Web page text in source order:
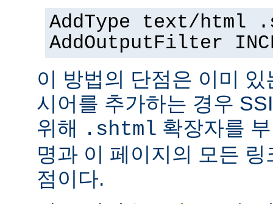
AddType text/html
AddOutputFilter
이 방법의 단점은 이미
시어를 추가하는 경우
위해
.shtml 확장자를
명과 이 페이지의 모든
점이다.